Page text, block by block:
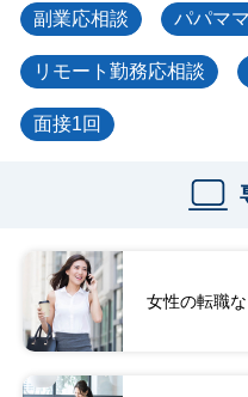
副業応相談 パパマ
リモート勤務応相談
面接1回
女性の転職な